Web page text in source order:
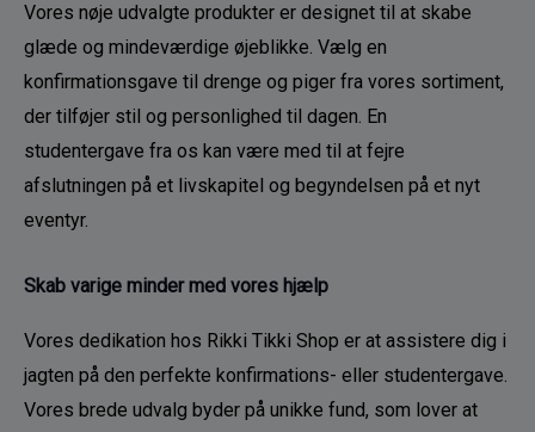
Vores nøje udvalgte produkter er designet til at skabe
glæde og mindeværdige øjeblikke. Vælg en
konfirmationsgave til drenge og piger fra vores sortiment,
der tilføjer stil og personlighed til dagen. En
studentergave fra os kan være med til at fejre
afslutningen på et livskapitel og begyndelsen på et nyt
eventyr.
Skab varige minder med vores hjælp
Vores dedikation hos Rikki Tikki Shop er at assistere dig i
jagten på den perfekte konfirmations- eller studentergave.
Vores brede udvalg byder på unikke fund, som lover at